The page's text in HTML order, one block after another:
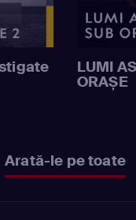
LUMI
ORAȘE
Arată-le pe toate